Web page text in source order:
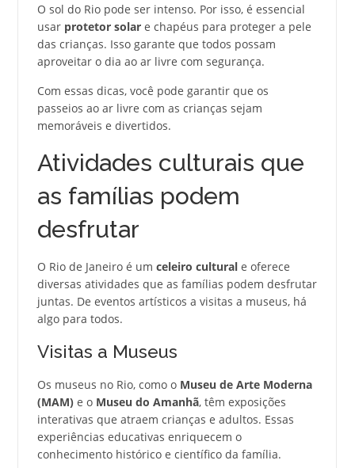
O sol do Rio pode ser intenso. Por isso, é essencial
usar protetor solare chapéus para proteger a pele
das crianças. Isso garante que todos possam
aproveitar o dia ao ar livre com segurança.
Com essas dicas, você pode garantir que os
passeios ao ar livre com as crianças sejam
memoráveis e divertidos.
Atividades culturais que
as famílias podem
desfrutar
O Rio de Janeiro é um celeiro culturale oferece
diversas atividades que as famílias podem desfrutar
juntas. De eventos artísticos a visitas a museus, há
algo para todos.
Visitas a Museus
Os museus no Rio, como o Museu de Arte Moderna
(MAM)e o Museu do Amanhã, têm exposições
interativas que atraem crianças e adultos. Essas
experiências educativas enriquecem o
conhecimento histórico e científico da família.